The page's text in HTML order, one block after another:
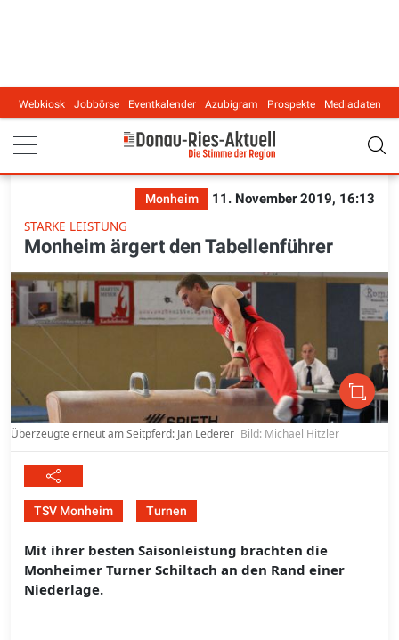
Main navigation
Webkiosk Jobbörse Eventkalender Azubigram Prospekte Mediadaten
Monheim
11. November 2019, 16:13
STARKE LEISTUNG
Monheim ärgert den Tabellenführer
Überzeugte erneut am Seitpferd: Jan Lederer Bild: Michael Hitzler
TSV Monheim Turnen
Mit ihrer besten Saisonleistung brachten die
Monheimer Turner Schiltach an den Rand einer
Niederlage.